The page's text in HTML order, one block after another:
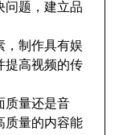
问题，建立品
，制作具有娱
提高视频的传
质量还是音
质量的内容能